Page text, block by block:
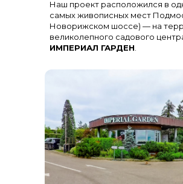
Наш проект расположился в
самых живописных мест
Новорижском шоссе) — на
великолепного садового
ИМПЕРИАЛ ГАРДЕН
алюминиевыми импостами
черного цвета для жесткости и
стиля